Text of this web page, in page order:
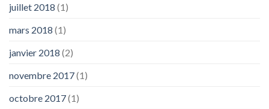
juillet 2018 (1)
mars 2018 (1)
janvier 2018 (2)
novembre 2017(1)
octobre 2017(1)